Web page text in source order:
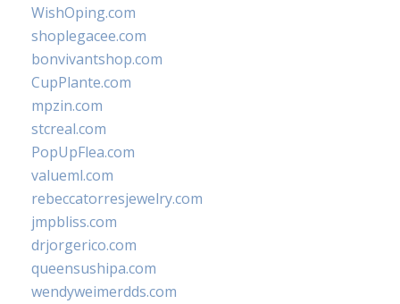
WishOping.com
shoplegacee.com
bonvivantshop.com
CupPlante.com
mpzin.com
stcreal.com
PopUpFlea.com
valueml.com
rebeccatorresjewelry.com
jmpbliss.com
drjorgerico.com
queensushipa.com
wendyweimerdds.com